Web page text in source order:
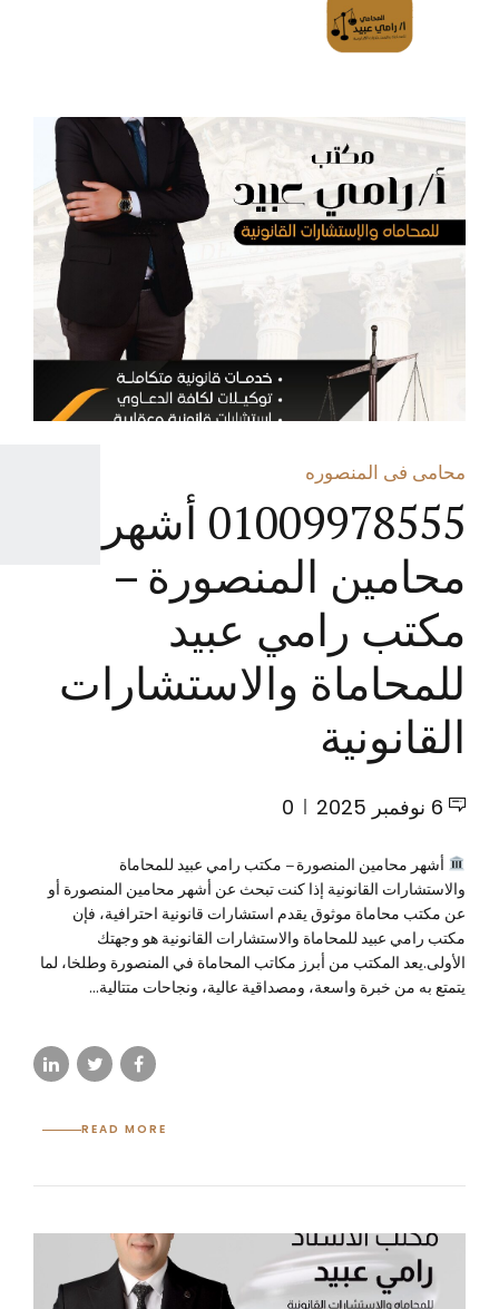
محامى فى المنصوره
01009978555 أشهر
محامين المنصورة –
مكتب رامي عبيد
للمحاماة والاستشارات
القانونية
6 نوفمبر 2025 0
أشهر محامين المنصورة – مكتب رامي عبيد للمحاماة
والاستشارات القانونية إذا كنت تبحث عن أشهر محامين المنصورة أو
عن مكتب محاماة موثوق يقدم استشارات قانونية احترافية، فإن
مكتب رامي عبيد للمحاماة والاستشارات القانونية هو وجهتك
الأولى.يعد المكتب من أبرز مكاتب المحاماة في المنصورة وطلخا، لما
يتمتع به من خبرة واسعة، ومصداقية عالية، ونجاحات متتالية...
READ MORE